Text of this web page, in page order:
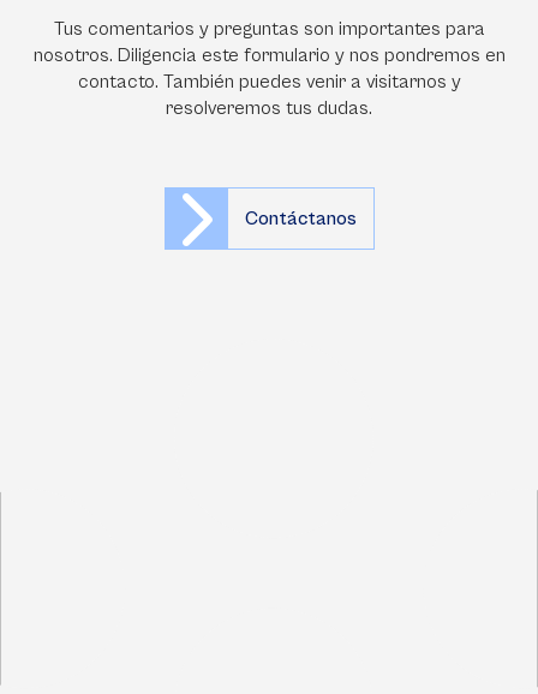
Tus comentarios y preguntas son importantes para
nosotros. Diligencia este formulario y nos pondremos en
contacto. También puedes venir a visitarnos y
resolveremos tus dudas.
Contáctanos